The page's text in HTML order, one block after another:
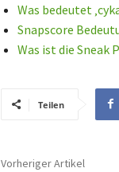
Was bedeutet
Snapscore
Was ist die Sneak
Teilen
Vorheriger Artikel